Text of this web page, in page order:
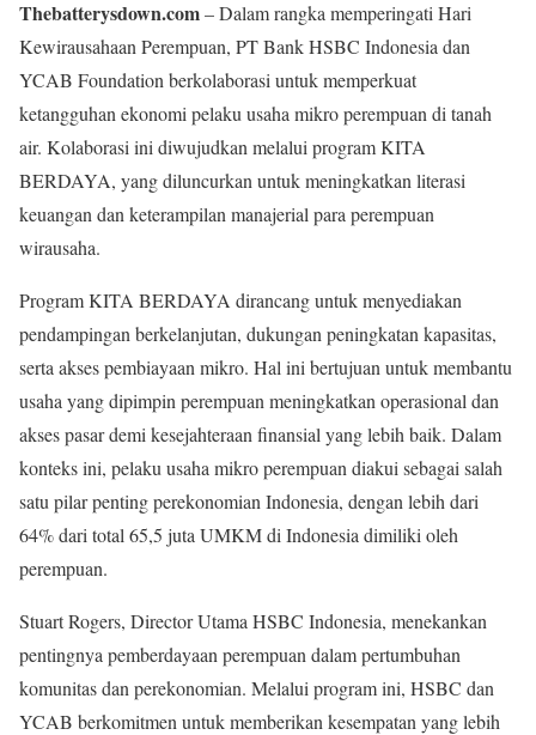
Thebatterysdown.com– Dalam rangka memperingati Hari
Kewirausahaan Perempuan, PT Bank HSBC Indonesia dan
YCAB Foundation berkolaborasi untuk memperkuat
ketangguhan ekonomi pelaku usaha mikro perempuan di tanah
air. Kolaborasi ini diwujudkan melalui program KITA
BERDAYA, yang diluncurkan untuk meningkatkan literasi
keuangan dan keterampilan manajerial para perempuan
wirausaha.
Program KITA BERDAYA dirancang untuk menyediakan
pendampingan berkelanjutan, dukungan peningkatan kapasitas,
serta akses pembiayaan mikro. Hal ini bertujuan untuk membantu
usaha yang dipimpin perempuan meningkatkan operasional dan
akses pasar demi kesejahteraan finansial yang lebih baik. Dalam
konteks ini, pelaku usaha mikro perempuan diakui sebagai salah
satu pilar penting perekonomian Indonesia, dengan lebih dari
64% dari total 65,5 juta UMKM di Indonesia dimiliki oleh
perempuan.
Stuart Rogers, Director Utama HSBC Indonesia, menekankan
pentingnya pemberdayaan perempuan dalam pertumbuhan
komunitas dan perekonomian. Melalui program ini, HSBC dan
YCAB berkomitmen untuk memberikan kesempatan yang lebih